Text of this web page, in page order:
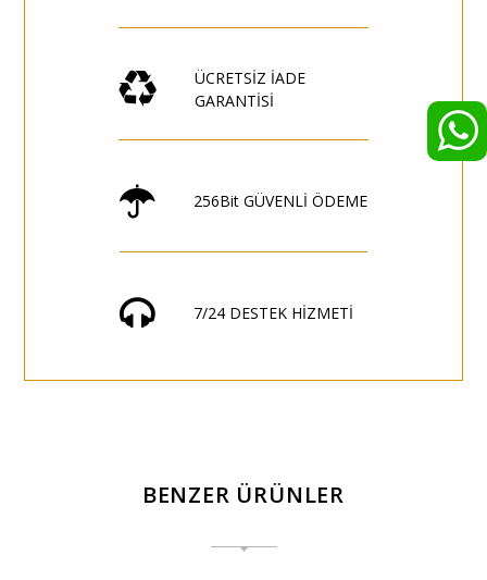
ÜCRETSİZ İADE
GARANTİSİ
256Bit GÜVENLİ ÖDEME
7/24 DESTEK HİZMETİ
BENZER ÜRÜNLER